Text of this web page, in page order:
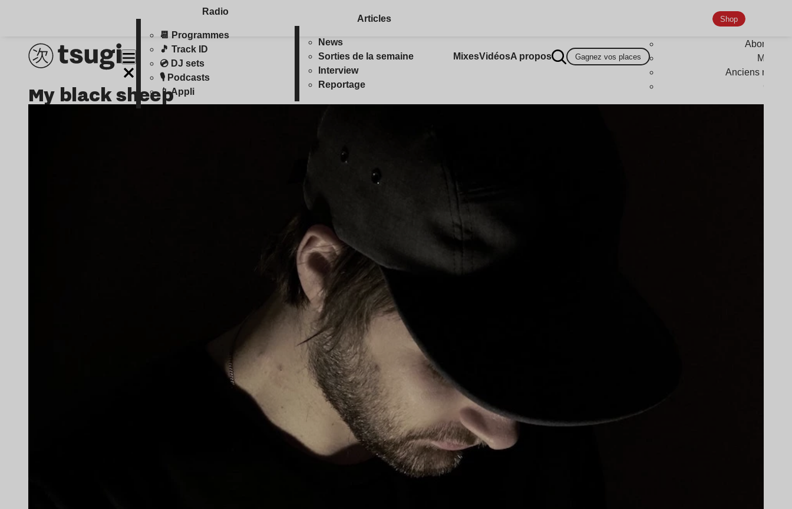
Radio
📆 Programmes
🎵 Track ID
💿 DJ sets
🎙️ Podcasts
📱 Appli
Articles
News
Sorties de la semaine
Interview
Reportage
MixesVidéosA propos Gagnez vos places
Shop
Anciens
my black sheep